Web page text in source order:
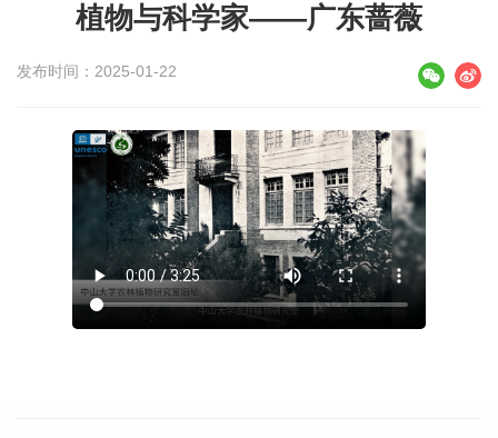
植物与科学家——广东蔷薇
发布时间：2025-01-22